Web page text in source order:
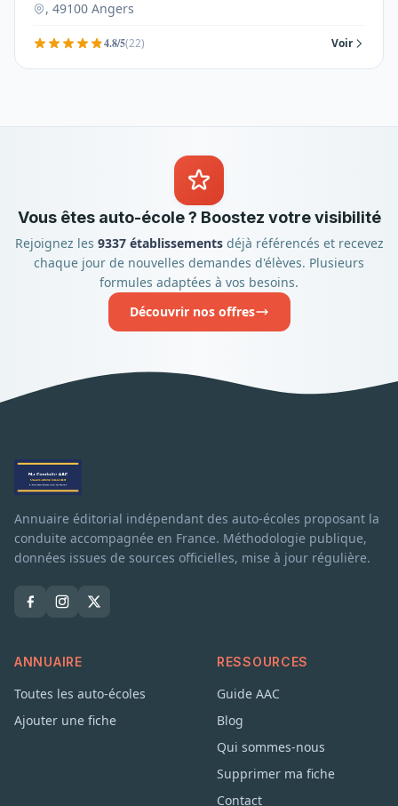
, 49100 Angers
4.8/5(22) Voir
Vous êtes auto-école ? Boostez votre visibilité
Rejoignez les 9337 établissementsdéjà référencés et recevez
chaque jour de nouvelles demandes d'élèves. Plusieurs
formules adaptées à vos besoins.
Découvrir nos offres
Annuaire éditorial indépendant des auto-écoles proposant la
conduite accompagnée en France. Méthodologie publique,
données issues de sources officielles, mise à jour régulière.
ANNUAIRE
Toutes les auto-écoles
Ajouter une fiche
RESSOURCES
Guide AAC
Blog
Qui sommes-nous
Supprimer ma fiche
Contact